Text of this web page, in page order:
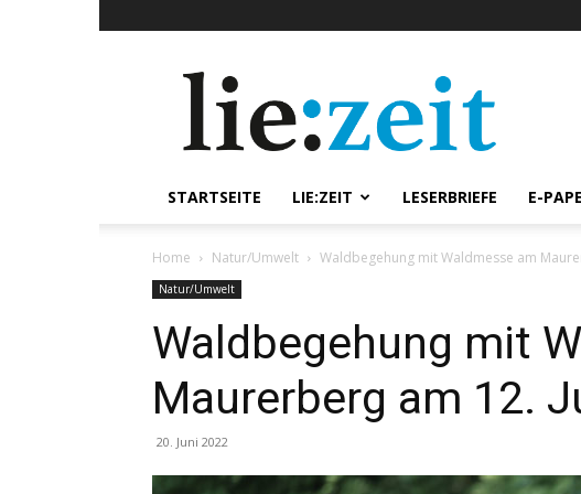
STARTSEITE LIE:ZEIT LESERBRIEFE E-
Home Natur/Umwelt Waldbegehung mit Waldmesse am
Natur/Umwelt
Waldbegehung mit
Maurerberg am 12.
20. Juni 2022